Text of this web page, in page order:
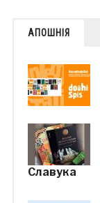
АПОШНІЯ
Славука